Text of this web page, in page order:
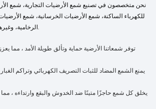
نحن متخصصون في تصنيع شمع الأرضيات التجارية، شمع
للكهرباء الساكنة، شمع الأرضيات الخرسانية، شمع
الرخامية، وغيرها من المنتجات ذات الصلة.